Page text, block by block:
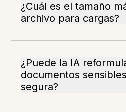
¿Cuál es el tamaño
archivo para cargas?
¿Puede la IA
documentos
segura?